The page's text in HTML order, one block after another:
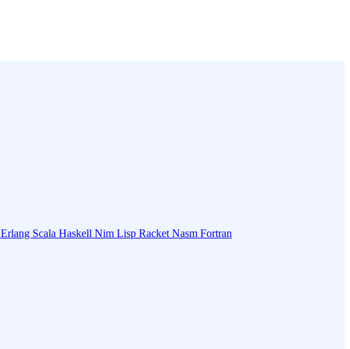
Erlang Scala Haskell Nim Lisp Racket Nasm Fortran